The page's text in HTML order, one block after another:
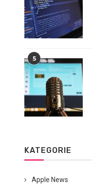
5
KATEGORIE
Apple News